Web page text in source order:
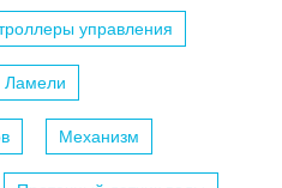
управления
Ламели
Механизм